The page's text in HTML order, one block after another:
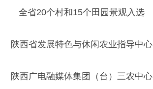
全省20个村和15个田园景观入选
陕西省发展特色与休闲农业指导中心
陕西广电融媒体集团（台）三农中心